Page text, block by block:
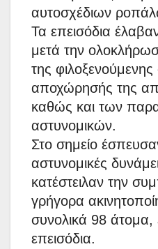
αυτοσχέδιων
Τα επεισόδια
μετά την
της
αποχώρησής της
καθώς και των
αστυνομικών.
Στο σημείο
αστυνομικές
κατέστειλαν την
γρήγορα
συνολικά 98
επεισόδια.